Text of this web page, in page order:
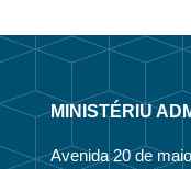
MINISTÉRIU
Avenida 20 de